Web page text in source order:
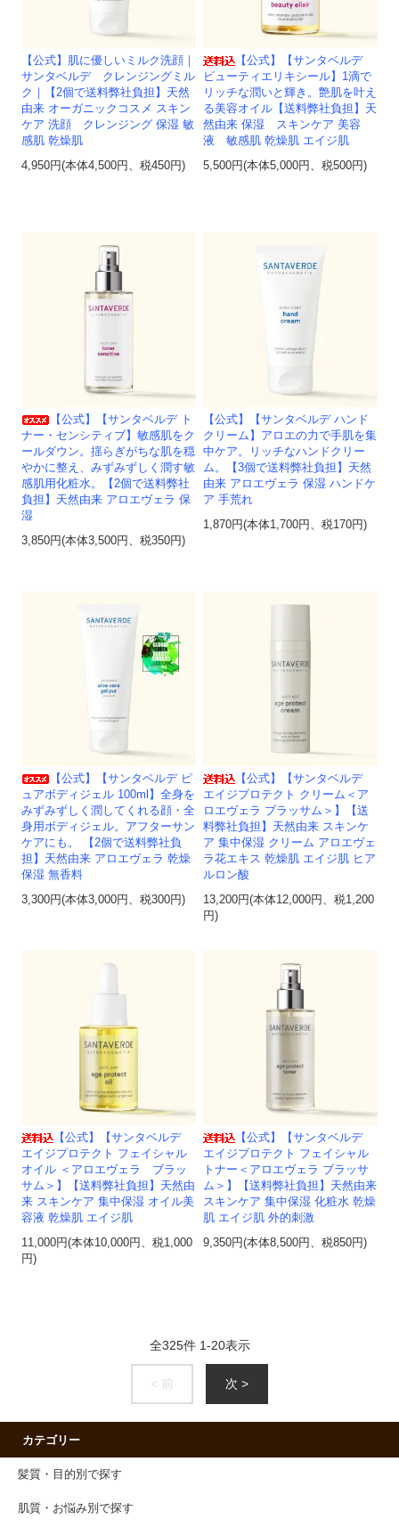
【公式】肌に優しいミルク洗顔｜
サンタベルデ クレンジングミル
ク｜【2個で送料弊社負担】天然
由来 オーガニックコスメ スキン
ケア 洗顔 クレンジング 保湿 敏
感肌 乾燥肌
4,950円(本体4,500円、税450円)
【公式】【サンタベルデ
ビューティエリキシール】1滴で
リッチな潤いと輝き。艶肌を叶え
る美容オイル【送料弊社負担】天
然由来 保湿 スキンケア 美容
液 敏感肌 乾燥肌 エイジ肌
5,500円(本体5,000円、税500円)
【公式】【サンタベルデ ト
ナー・センシティブ】敏感肌をク
ールダウン。揺らぎがちな肌を穏
やかに整え、みずみずしく潤す敏
感肌用化粧水。【2個で送料弊社
負担】天然由来 アロエヴェラ 保
湿
3,850円(本体3,500円、税350円)
【公式】【サンタベルデ ハンド
クリーム】アロエの力で手肌を集
中ケア。リッチなハンドクリー
ム。【3個で送料弊社負担】天然
由来 アロエヴェラ 保湿 ハンドケ
ア 手荒れ
1,870円(本体1,700円、税170円)
【公式】【サンタベルデ ピ
ュアボディジェル 100ml】全身を
みずみずしく潤してくれる顔・全
身用ボディジェル。アフターサン
ケアにも。 【2個で送料弊社負
担】天然由来 アロエヴェラ 乾燥
保湿 無香料
3,300円(本体3,000円、税300円)
【公式】【サンタベルデ
エイジプロテクト クリーム＜ア
ロエヴェラ ブラッサム＞】【送
料弊社負担】天然由来 スキンケ
ア 集中保湿 クリーム アロエヴェ
ラ花エキス 乾燥肌 エイジ肌 ヒア
ルロン酸
13,200円(本体12,000円、税1,200
円)
【公式】【サンタベルデ
エイジプロテクト フェイシャル
オイル ＜アロエヴェラ ブラッ
サム＞】【送料弊社負担】天然由
来 スキンケア 集中保湿 オイル美
容液 乾燥肌 エイジ肌
11,000円(本体10,000円、税1,000
円)
【公式】【サンタベルデ
エイジプロテクト フェイシャル
トナー＜アロエヴェラ ブラッサ
ム＞】【送料弊社負担】天然由来
スキンケア 集中保湿 化粧水 乾燥
肌 エイジ肌 外的刺激
9,350円(本体8,500円、税850円)
全325件 1-20表示
< 前 次 >
カテゴリー
髪質・目的別で探す
肌質・お悩み別で探す